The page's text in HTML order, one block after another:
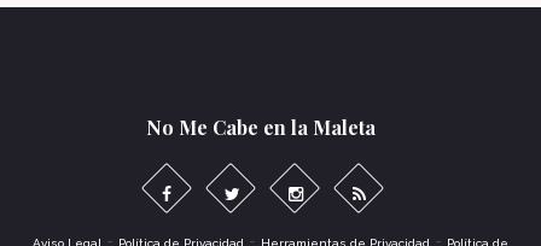
No Me Cabe en la Maleta
- - -